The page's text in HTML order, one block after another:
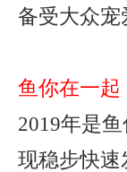
备受大众宠
鱼你在一起
2019年是
现稳步快